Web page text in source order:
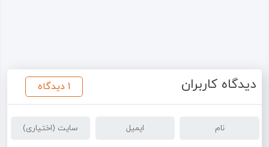
دیدگاه کاربران 1 دیدگاه